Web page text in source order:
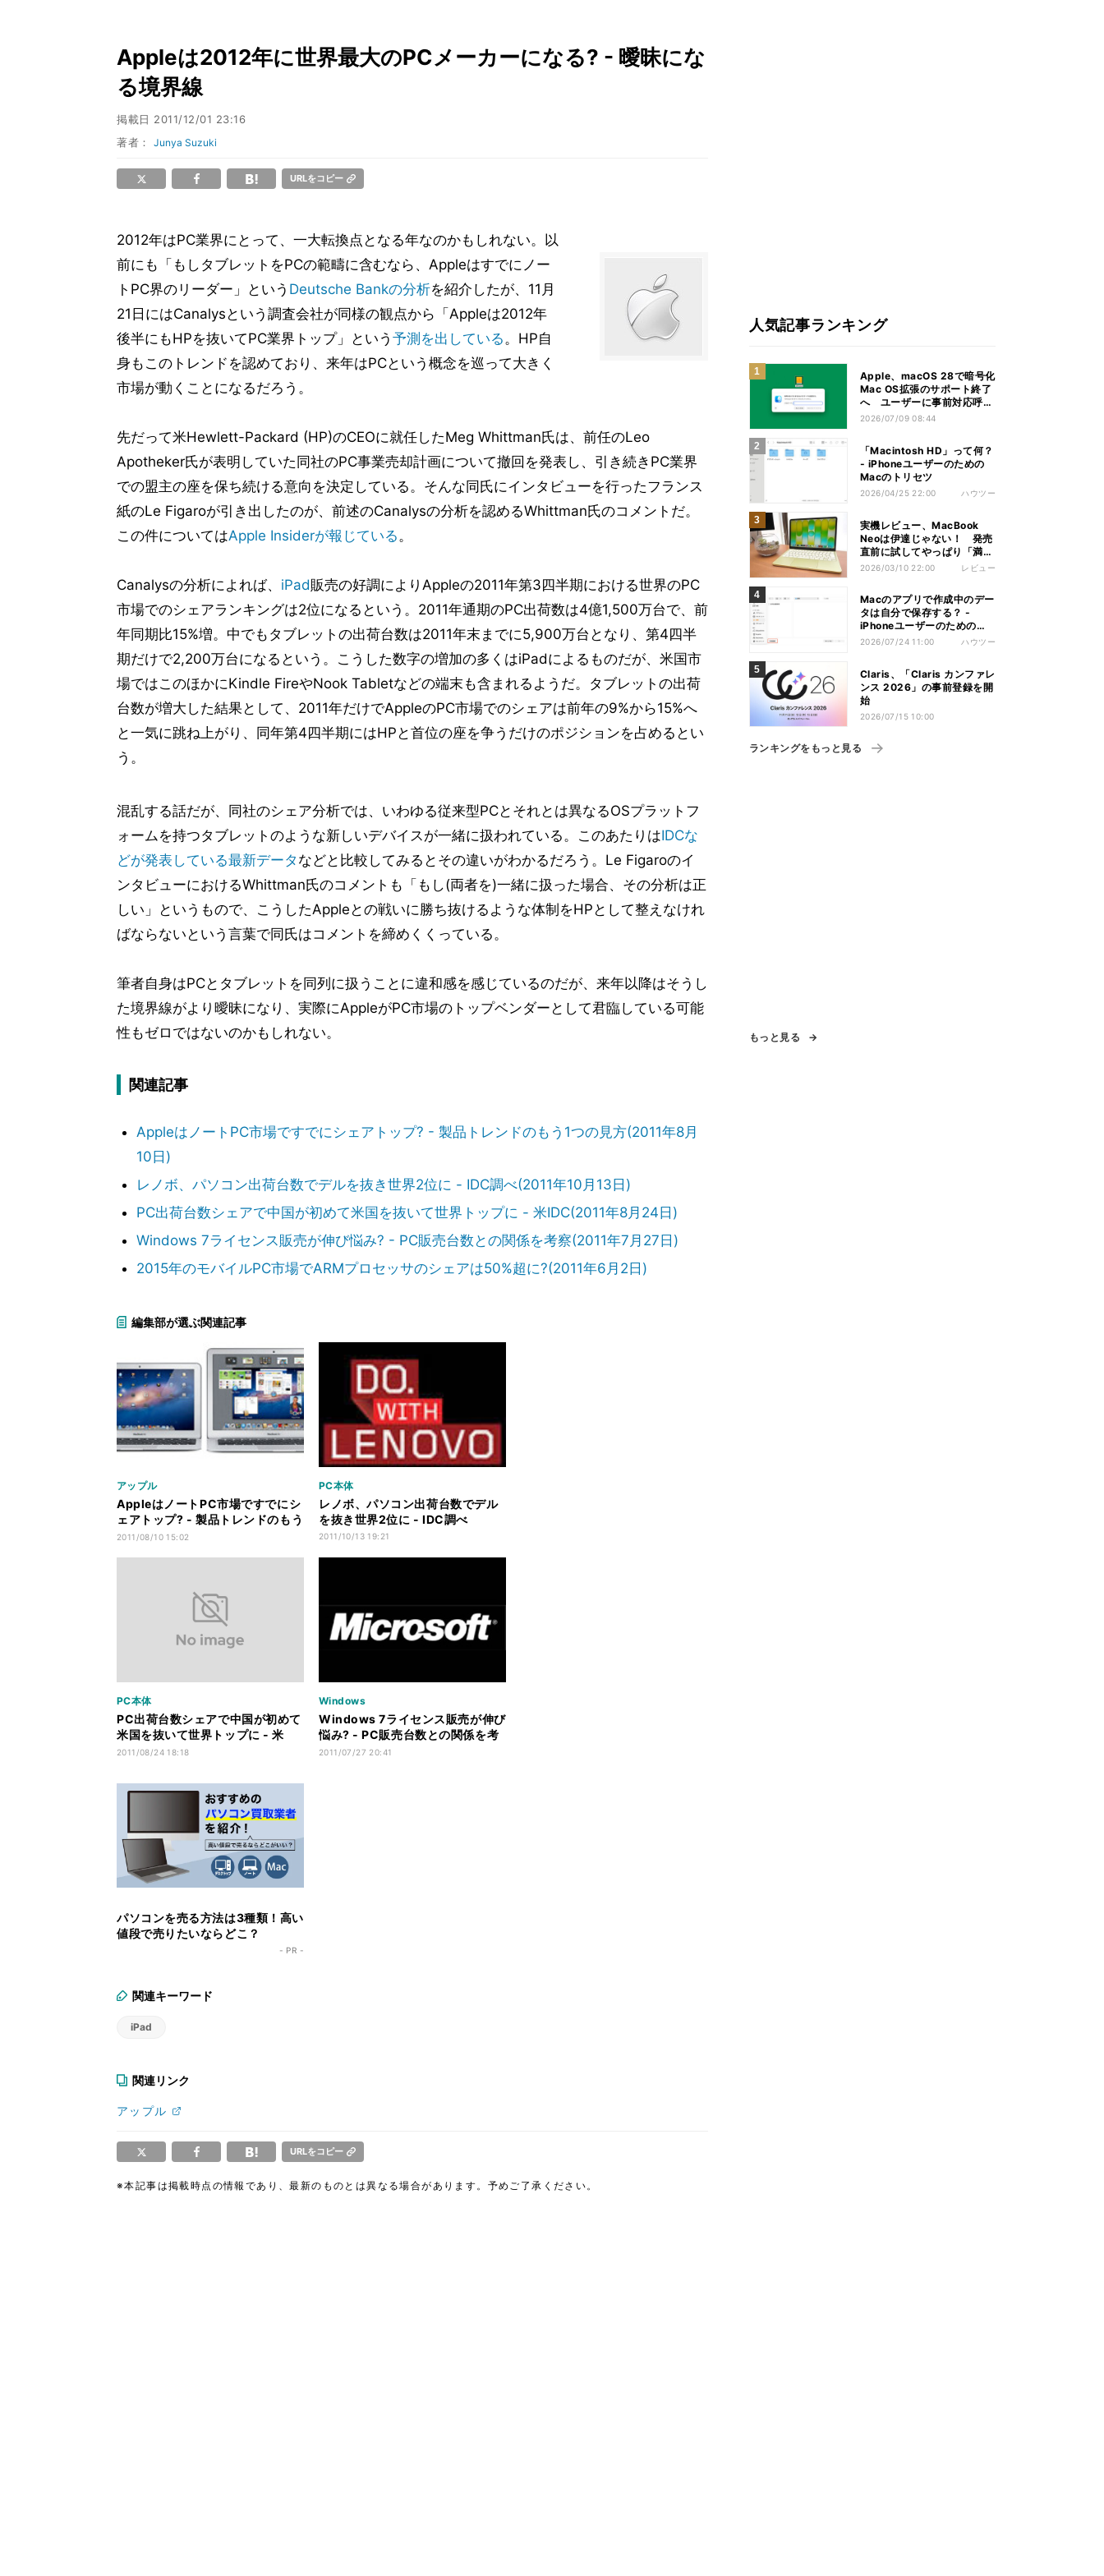
Appleは2012年に世界最大のPCメーカーになる? - 曖昧にな
る境界線
掲載日 2011/12/01 23:16
著者：Junya Suzuki
URLをコピー
2012年はPC業界にとって、一大転換点となる年なのかもしれない。以
前にも「もしタブレットをPCの範疇に含むなら、Appleはすでにノー
トPC界のリーダー」という Deutsche Bankの分析を紹介したが、11月
21日にはCanalysという調査会社が同様の観点から「Appleは2012年
後半にもHPを抜いてPC業界トップ」という 予測を出している。HP自
身もこのトレンドを認めており、来年はPCという概念を巡って大きく
市場が動くことになるだろう。
先だって米Hewlett-Packard (HP)のCEOに就任したMeg Whittman氏は、前任のLeo
Apotheker氏が表明していた同社のPC事業売却計画について撤回を発表し、引き続きPC業界
での盟主の座を保ち続ける意向を決定している。そんな同氏にインタビューを行ったフランス
紙のLe Figaroが引き出したのが、前述のCanalysの分析を認めるWhittman氏のコメントだ。
この件についてはApple Insiderが報じている。
Canalysの分析によれば、 iPad販売の好調によりAppleの2011年第3四半期における世界のPC
市場でのシェアランキングは2位になるという。2011年通期のPC出荷数は4億1,500万台で、前
年同期比15%増。中でもタブレットの出荷台数は2011年末までに5,900万台となり、第4四半
期だけで2,200万台になるという。こうした数字の増加の多くはiPadによるものだが、米国市
場ではこのほかにKindle FireやNook Tabletなどの端末も含まれるようだ。タブレットの出荷
台数が増大した結果として、2011年だけでAppleのPC市場でのシェアは前年の9%から15%へ
と一気に跳ね上がり、同年第4四半期にはHPと首位の座を争うだけのポジションを占めるとい
う。
混乱する話だが、同社のシェア分析では、いわゆる従来型PCとそれとは異なるOSプラットフ
ォームを持つタブレットのような新しいデバイスが一緒に扱われている。このあたりはIDCな
どが発表している最新データ などと比較してみるとその違いがわかるだろう。Le Figaroのイ
ンタビューにおけるWhittman氏のコメントも「もし(両者を)一緒に扱った場合、その分析は正
しい」というもので、こうしたAppleとの戦いに勝ち抜けるような体制をHPとして整えなけれ
ばならないという言葉で同氏はコメントを締めくくっている。
筆者自身はPCとタブレットを同列に扱うことに違和感を感じているのだが、来年以降はそうし
た境界線がより曖昧になり、実際にAppleがPC市場のトップベンダーとして君臨している可能
性もゼロではないのかもしれない。
関連記事
AppleはノートPC市場ですでにシェアトップ? - 製品トレンドのもう1つの見方(2011年8月
10日)
レノボ、パソコン出荷台数でデルを抜き世界2位に - IDC調べ(2011年10月13日)
PC出荷台数シェアで中国が初めて米国を抜いて世界トップに - 米IDC(2011年8月24日)
Windows 7ライセンス販売が伸び悩み? - PC販売台数との関係を考察(2011年7月27日)
2015年のモバイルPC市場でARMプロセッサのシェアは50%超に?(2011年6月2日)
編集部が選ぶ関連記事
アップル
AppleはノートPC市場ですでにシ
ェアトップ? - 製品トレンドのもう
1つの見方
2011/08/10 15:02
PC本体
レノボ、パソコン出荷台数でデル
を抜き世界2位に - IDC調べ
2011/10/13 19:21
PC本体
PC出荷台数シェアで中国が初めて
米国を抜いて世界トップに - 米
IDC
2011/08/24 18:18
Windows
Windows 7ライセンス販売が伸び
悩み? - PC販売台数との関係を考
察
2011/07/27 20:41
パソコンを売る方法は3種類！高い
値段で売りたいならどこ？
- PR -
関連キーワード
iPad
関連リンク
アップル
URLをコピー
※本記事は掲載時点の情報であり、最新のものとは異なる場合があります。予めご了承ください。
人気記事ランキング
Apple、macOS 28で暗号化
Mac OS拡張のサポート終了
へ ユーザーに事前対応呼び
かけ
2026/07/09 08:44
「Macintosh HD」って何？
- iPhoneユーザーのための
Macのトリセツ
2026/04/25 22:00 ハウツー
実機レビュー、MacBook
Neoは伊達じゃない！ 発売
直前に試してやっぱり「満
足」
2026/03/10 22:00 レビュー
Macのアプリで作成中のデー
タは自分で保存する？ -
iPhoneユーザーのための
Macのトリセツ
2026/07/24 11:00 ハウツー
Claris、「Claris カンファレ
ンス 2026」の事前登録を開
始
2026/07/15 10:00
ランキングをもっと見る
もっと見る